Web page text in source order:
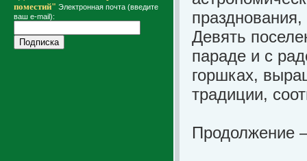
поместий" Электронная почта (введите
ваш e-mail):
Девять
параде и с
горшках,
традиции,
Продолжение